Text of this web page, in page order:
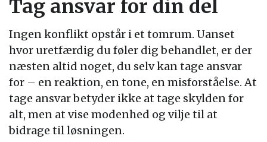
Tag ansvar for din del
Ingen konflikt opstår i et tomrum. Uanset
hvor uretfærdig du føler dig behandlet, er der
næsten altid noget, du selv kan tage ansvar
for – en reaktion, en tone, en misforståelse. At
tage ansvar betyder ikke at tage skylden for
alt, men at vise modenhed og vilje til at
bidrage til løsningen.